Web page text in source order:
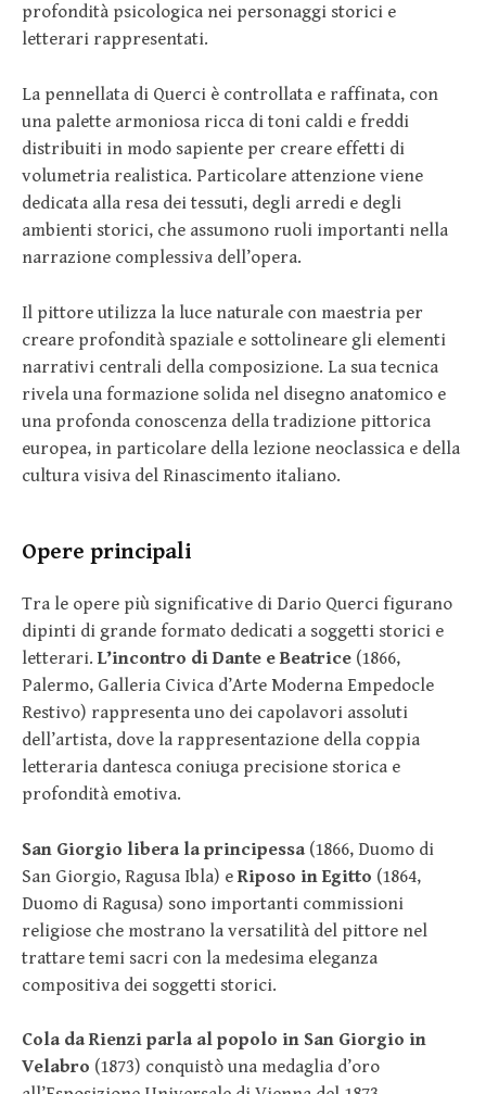
profondità psicologica nei personaggi storici e
letterari rappresentati.
La pennellata di Querci è controllata e raffinata, con
una palette armoniosa ricca di toni caldi e freddi
distribuiti in modo sapiente per creare effetti di
volumetria realistica. Particolare attenzione viene
dedicata alla resa dei tessuti, degli arredi e degli
ambienti storici, che assumono ruoli importanti nella
narrazione complessiva dell’opera.
Il pittore utilizza la luce naturale con maestria per
creare profondità spaziale e sottolineare gli elementi
narrativi centrali della composizione. La sua tecnica
rivela una formazione solida nel disegno anatomico e
una profonda conoscenza della tradizione pittorica
europea, in particolare della lezione neoclassica e della
cultura visiva del Rinascimento italiano.
Opere principali
Tra le opere più significative di Dario Querci figurano
dipinti di grande formato dedicati a soggetti storici e
letterari. L’incontro di Dante e Beatrice (1866,
Palermo, Galleria Civica d’Arte Moderna Empedocle
Restivo) rappresenta uno dei capolavori assoluti
dell’artista, dove la rappresentazione della coppia
letteraria dantesca coniuga precisione storica e
profondità emotiva.
San Giorgio libera la principessa(1866, Duomo di
San Giorgio, Ragusa Ibla) e Riposo in Egitto (1864,
Duomo di Ragusa) sono importanti commissioni
religiose che mostrano la versatilità del pittore nel
trattare temi sacri con la medesima eleganza
compositiva dei soggetti storici.
Cola da Rienzi parla al popolo in San Giorgio in
Velabro (1873) conquistò una medaglia d’oro